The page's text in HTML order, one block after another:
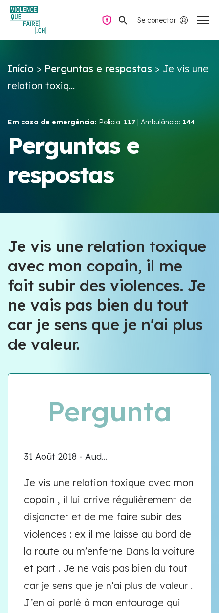
Se conectar
Perguntas e respostas
Violência no casal
Recursos e campanhas
Équipe VIOLENCE QUE FAIRE
Meet our team
Navegação privada
Início > Perguntas e respostas > Je vis une
relation toxiq...
Em caso de emergência: Polícia: 117 | Ambulância: 144
Perguntas e
respostas
Je vis une relation toxique
avec mon copain, il me
fait subir des violences. Je
ne vais pas bien du tout
car je sens que je n'ai plus
de valeur.
Pergunta
31 Août 2018 - Aud...
Je vis une relation toxique avec mon
copain , il lui arrive régulièrement de
disjoncter et de me faire subir des
violences : ex il me laisse au bord de
la route ou m’enferne Dans la voiture
et part . Je ne vais pas bien du tout
car je sens que je n’ai plus de valeur .
J’en ai parlé à mon entourage qui